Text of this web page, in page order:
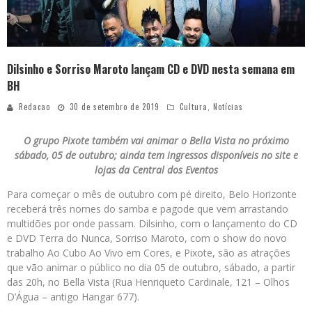
Dilsinho e Sorriso Maroto lançam CD e DVD nesta semana em
BH
Redacao 30 de setembro de 2019 Cultura Notícias
O grupo Pixote também vai animar o Bella Vista no próximo
sábado, 05 de outubro; ainda tem ingressos disponíveis no site e
lojas da Central dos Eventos
Para começar o mês de outubro com pé direito, Belo Horizonte
receberá três nomes do samba e pagode que vem arrastando
multidões por onde passam. Dilsinho, com o lançamento do CD
e DVD Terra do Nunca, Sorriso Maroto, com o show do novo
trabalho Ao Cubo Ao Vivo em Cores, e Pixote, são as atrações
que vão animar o público no dia 05 de outubro, sábado, a partir
das 20h, no Bella Vista (Rua Henriqueto Cardinale, 121 – Olhos
D’Água – antigo Hangar 677).